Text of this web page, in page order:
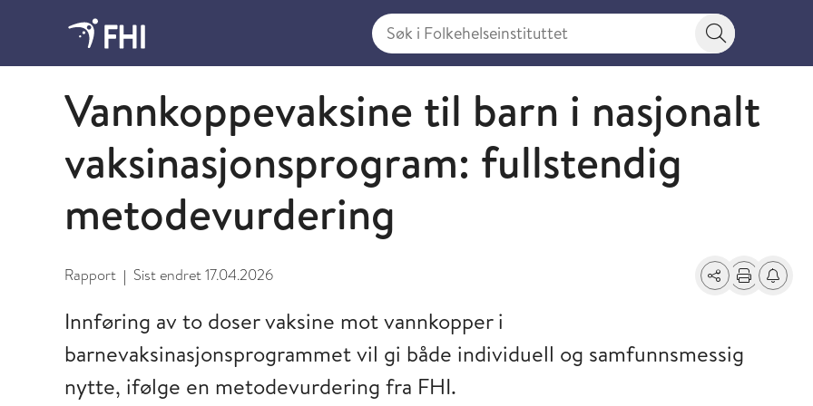
Søk i Folkehelseinstituttet
Søkeknapp
2026 - publikasjoner fra FHI
Vannkoppevaksine til barn i nasjonalt
vaksinasjonsprogram: fullstendig
metodevurdering
Rapport | Sist endret17.04.2026 Del Skriv ut
Få
Innføring av to doser vaksine mot vannkopper i
barnevaksinasjonsprogrammet vil gi både individuell og samfunnsmessig
nytte, ifølge en metodevurdering fra FHI.